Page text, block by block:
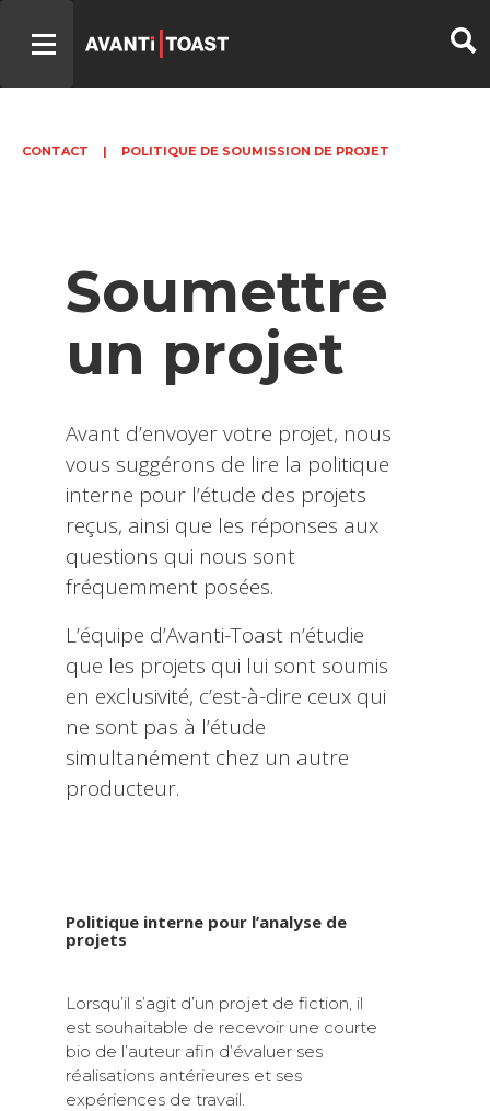
CONTACT | POLITIQUE DE SOUMISSION DE PROJET
Soumettre
un projet
Avant d’envoyer votre projet, nous
vous suggérons de lire la politique
interne pour l’étude des projets
reçus, ainsi que les réponses aux
questions qui nous sont
fréquemment posées.
L’équipe d’Avanti-Toast n’étudie
que les projets qui lui sont soumis
en exclusivité, c’est-à-dire ceux qui
ne sont pas à l’étude
simultanément chez un autre
producteur.
Politique interne pour l’analyse de
projets
Lorsqu’il s’agit d’un projet de fiction, il
est souhaitable de recevoir une courte
bio de l’auteur afin d’évaluer ses
réalisations antérieures et ses
expériences de travail.